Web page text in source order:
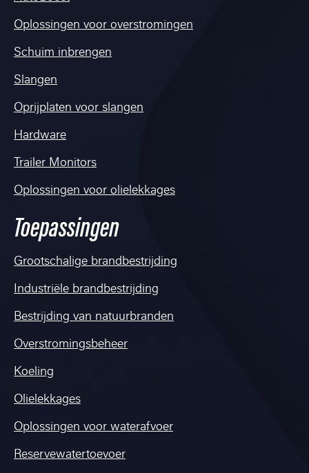
Oplossingen voor overstromingen
Schuim inbrengen
Slangen
Oprijplaten voor slangen
Hardware
Trailer Monitors
Oplossingen voor olielekkages
Toepassingen
Grootschalige brandbestrijding
Industriële brandbestrijding
Bestrijding van natuurbranden
Overstromingsbeheer
Koeling
Olielekkages
Oplossingen voor waterafvoer
Reservewatertoevoer